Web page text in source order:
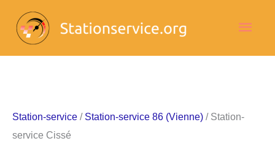
contenu
Station-service / Station-service 86 (Vienne) / Station-
service Cissé